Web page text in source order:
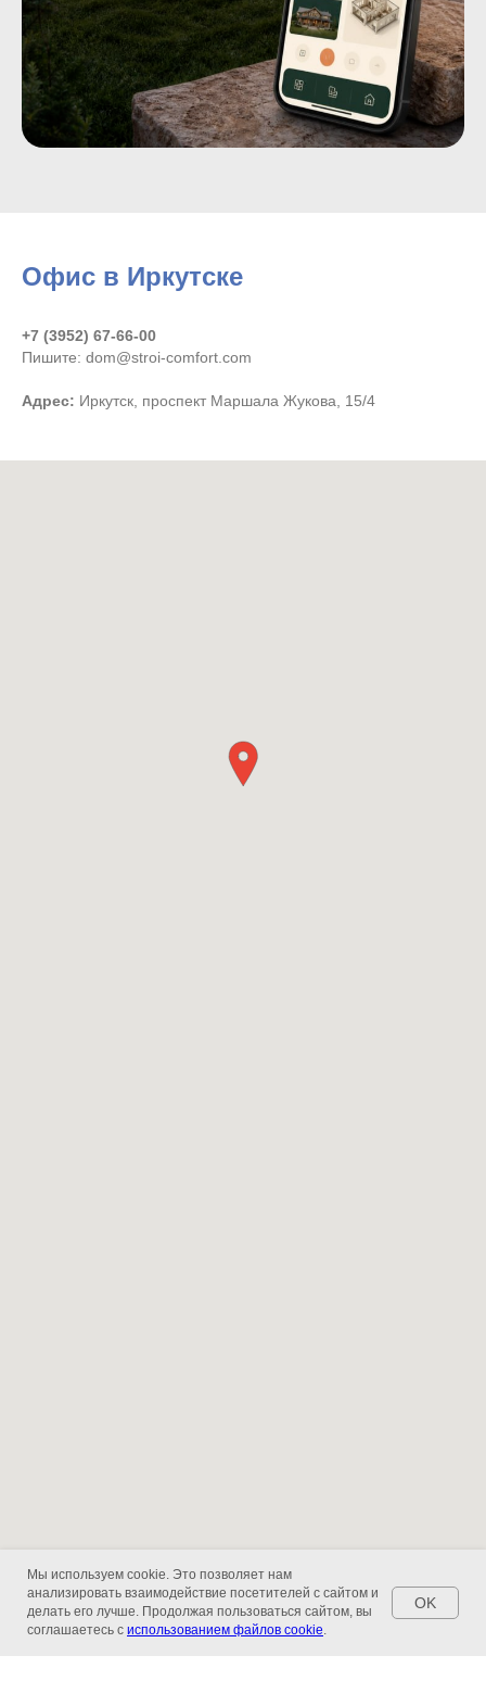
Офис в Иркутске
+7 (3952) 67-66-00
Пишите: dom@stroi-comfort.com
Адрес: Иркутск, проспект Маршала Жукова, 15/4
Мы используем cookie. Это позволяет нам
анализировать взаимодействие посетителей с сайтом и
делать его лучше. Продолжая пользоваться сайтом, вы
соглашаетесь с использованием файлов cookie.
OK